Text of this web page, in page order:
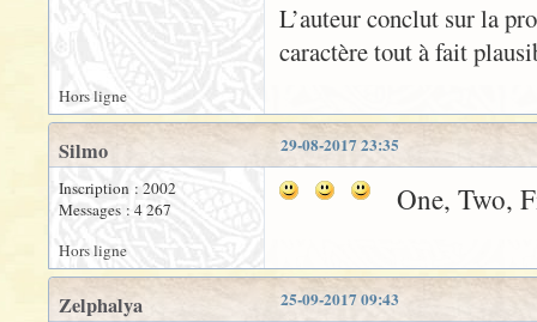
L’auteur conclut sur la
caractère tout à fait
Hors ligne
29-08-2017 23:35
Silmo
Inscription : 2002
Messages : 4 267
One, Two,
Hors ligne
25-09-2017 09:43
Zelphalya